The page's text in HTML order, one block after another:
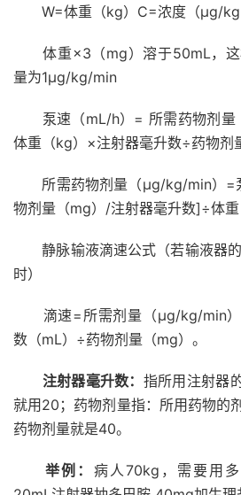
W=体重（kg）C=浓度（µg/
体重×3（mg）溶于50mL，
量为1µg/kg/min
泵速（mL/h）= 所需药物剂
体重（kg）×注射器毫升数÷药物剂
所需药物剂量（µg/kg/min）
物剂量（mg）/注射器毫升数]÷体重
静脉输液滴速公式（若输液器
时）
滴速=所需剂量（µg/kg/min
数（mL）÷药物剂量（mg）。
注射器毫升数： 指所用注射器
就用20；药物剂量指：所用药物的
药物剂量就是40。
举例： 病人70kg，需要用